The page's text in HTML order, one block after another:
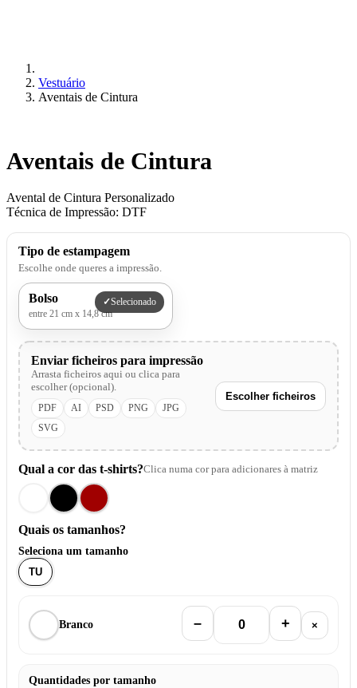
Vestuário
Aventais de Cintura
Aventais de Cintura
Avental de Cintura Personalizado
Técnica de Impressão: DTF
Tipo de estampagem
Escolhe onde queres a impressão.
Selecionado
Bolso
entre 21 cm x 14,8 cm
Enviar ficheiros para impressão
Arrasta ficheiros aqui ou clica para
escolher (opcional).
PDF AI PSD PNG
JPG
SVG
Escolher ficheiros
Qual a cor das t-shirts?Clica numa cor para adicionares à matriz
Quais os tamanhos?
Seleciona um tamanho
TU
Branco – + ×
Quantidades por tamanho